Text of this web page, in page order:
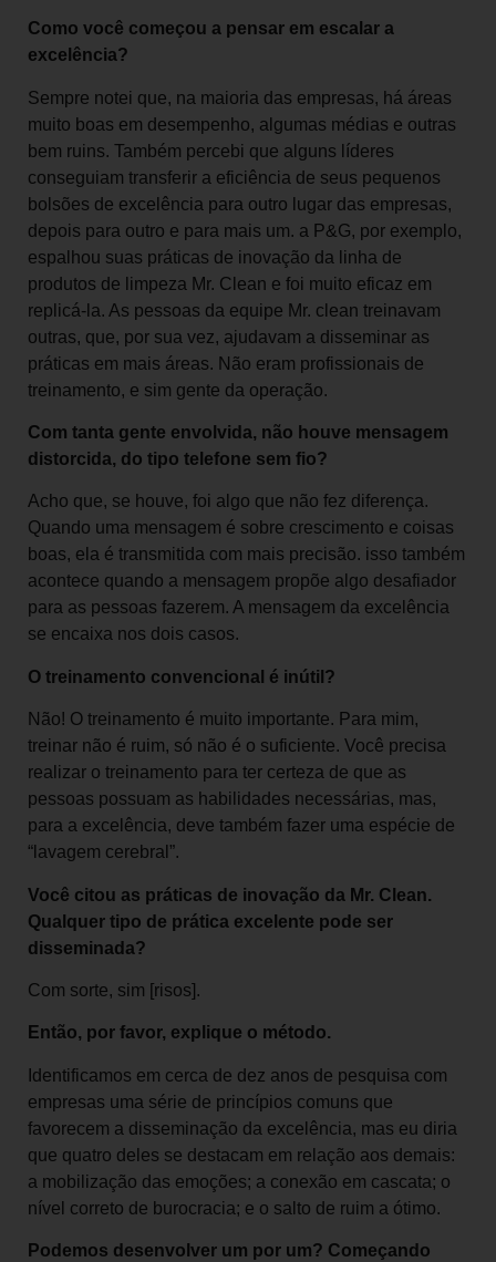
Como você começou a pensar em escalar a
excelência?
Sempre notei que, na maioria das empresas, há áreas
muito boas em desempenho, algumas médias e outras
bem ruins. Também percebi que alguns líderes
conseguiam transferir a eficiência de seus pequenos
bolsões de excelência para outro lugar das empresas,
depois para outro e para mais um. a P&G, por exemplo,
espalhou suas práticas de inovação da linha de
produtos de limpeza Mr. Clean e foi muito eficaz em
replicá-la. As pessoas da equipe Mr. clean treinavam
outras, que, por sua vez, ajudavam a disseminar as
práticas em mais áreas. Não eram profissionais de
treinamento, e sim gente da operação.
Com tanta gente envolvida, não houve mensagem
distorcida, do tipo telefone sem fio?
Acho que, se houve, foi algo que não fez diferença.
Quando uma mensagem é sobre crescimento e coisas
boas, ela é transmitida com mais precisão. isso também
acontece quando a mensagem propõe algo desafiador
para as pessoas fazerem. A mensagem da excelência
se encaixa nos dois casos.
O treinamento convencional é inútil?
Não! O treinamento é muito importante. Para mim,
treinar não é ruim, só não é o suficiente. Você precisa
realizar o treinamento para ter certeza de que as
pessoas possuam as habilidades necessárias, mas,
para a excelência, deve também fazer uma espécie de
“lavagem cerebral”.
Você citou as práticas de inovação da Mr. Clean.
Qualquer tipo de prática excelente pode ser
disseminada?
Com sorte, sim [risos].
Então, por favor, explique o método.
Identificamos em cerca de dez anos de pesquisa com
empresas uma série de princípios comuns que
favorecem a disseminação da excelência, mas eu diria
que quatro deles se destacam em relação aos demais:
a mobilização das emoções; a conexão em cascata; o
nível correto de burocracia; e o salto de ruim a ótimo.
Podemos desenvolver um por um? Começando